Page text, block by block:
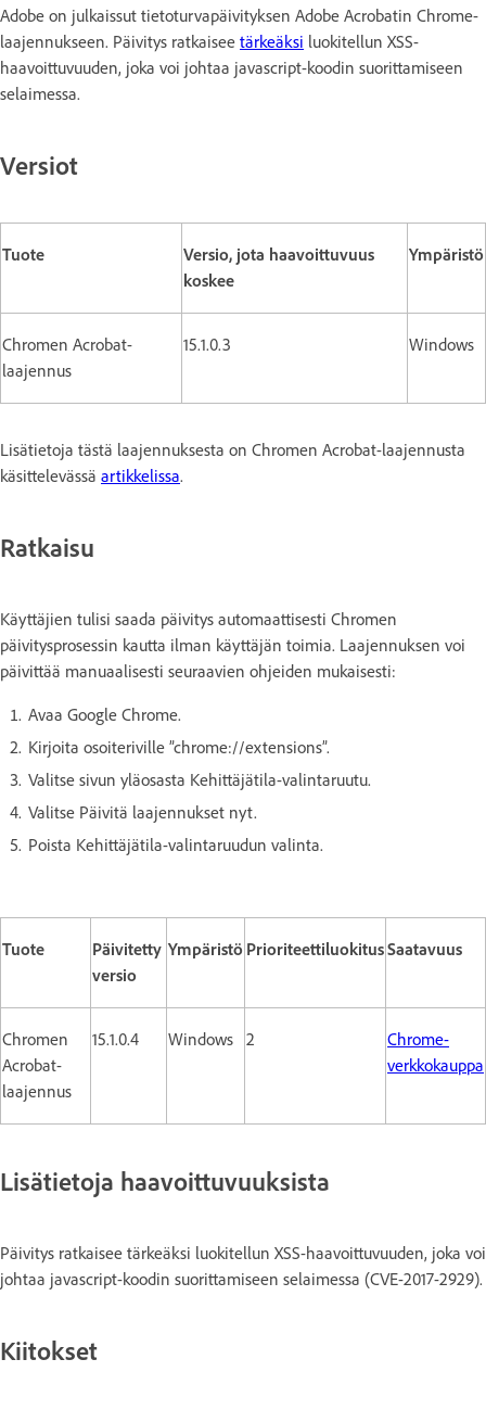
Adobe on julkaissut tietoturvapäivityksen Adobe Acrobatin Chrome-
laajennukseen. Päivitys ratkaisee tärkeäksi luokitellun XSS-
haavoittuvuuden, joka voi johtaa javascript-koodin suorittamiseen
selaimessa.
Versiot
Tuote
Versio, jota haavoittuvuus
koskee
Ympäristö
Chromen Acrobat-
laajennus
15.1.0.3 Windows
Lisätietoja tästä laajennuksesta on Chromen Acrobat-laajennusta
käsittelevässä artikkelissa.
Ratkaisu
Käyttäjien tulisi saada päivitys automaattisesti Chromen
päivitysprosessin kautta ilman käyttäjän toimia. Laajennuksen voi
päivittää manuaalisesti seuraavien ohjeiden mukaisesti:
Avaa Google Chrome.
Kirjoita osoiteriville ”chrome://extensions”.
Valitse sivun yläosasta Kehittäjätila-valintaruutu.
Valitse Päivitä laajennukset nyt.
Poista Kehittäjätila-valintaruudun valinta.
Tuote
Päivitetty
versio
Ympäristö PrioriteettiluokitusSaatavuus
Chromen
Acrobat-
laajennus
15.1.0.4 Windows 2
Chrome-
verkkokauppa
Lisätietoja haavoittuvuuksista
Päivitys ratkaisee tärkeäksi luokitellun XSS-haavoittuvuuden, joka voi
johtaa javascript-koodin suorittamiseen selaimessa (CVE-2017-2929).
Kiitokset